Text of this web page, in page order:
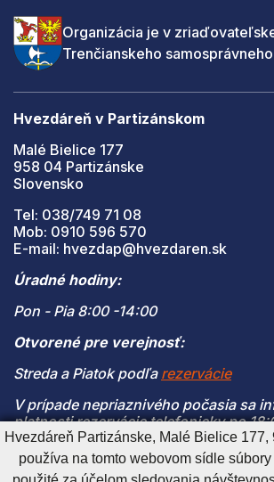
Organizácia je v
Trenčianskeho
Hvezdáreň v Partizánskom
Malé Bielice 177
958 04 Partizánske
Slovensko
Tel: 038/749 71 08
Mob: 0910 596 570
E-mail: hvezdap@hvezdaren.sk
Úradné hodiny:
Pon - Pia 8:00 -14:00
Otvorené pre verejnosť:
Streda a Piatok podľa rezervácie
V prípade nepriaznivého počasia sa
platnosti rezervácie telefonicky po
(V prípade naplnenia kapacity je
možný len s platnou rezerváciou)
Hvezdáreň Partizánske, Malé Bielice
používa na tomto webovom sídle